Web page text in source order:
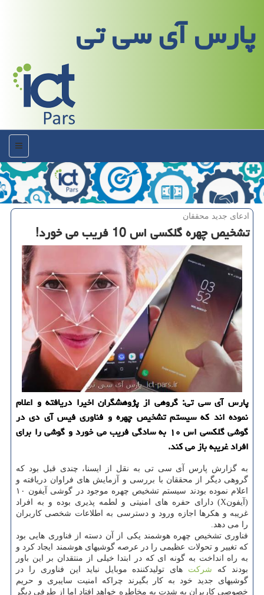
پارس آی سی تی
منو
ادعای جدید محققان
تشخیص چهره گلكسی اس 10 فریب می خورد!
پارس آی سی تی: گروهی از پژوهشگران اخیرا دریافته و اعلام
نموده اند كه سیستم تشخیص چهره و فناوری فیس آی دی در
گوشی گلكسی اس ۱۰ به سادگی فریب می خورد و گوشی را برای
افراد غریبه باز می كند.
به گزارش پارس آی سی تی به نقل از ایسنا، چندی قبل بود كه
گروهی دیگر از محققان با بررسی و آزمایش های فراوان دریافته و
اعلام نموده بودند سیستم تشخیص چهره موجود در گوشی آیفون ۱۰
(آیفونX) دارای حفره های امنیتی و لطمه پذیری بوده و به افراد
غریبه و هكرها اجازه ورود و دسترسی به اطلاعات شخصی كاربران
را می دهد.
فناوری تشخیص چهره هوشمند یكی از آن دسته از فناوری هایی بود
كه تغییر و تحولات عظیمی را در عرصه گوشیهای هوشمند ایجاد كرد و
به راه انداخت به گونه ای كه در ابتدا خیلی از منتقدان بر این باور
بودند كه شركت های تولیدكننده موبایل نباید این فناوری را در
گوشیهای جدید خود به كار بگیرند چراكه امنیت سایبری و حریم
خصوصی كاربران به شدت به مخاطره خواهد افتاد اما از طرفی دیگر